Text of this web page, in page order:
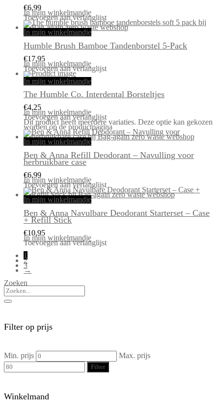
€6,99
In mijn winkelmandje
Toevoegen aan verlanglijst
In mijn winkelmandje
Humble Brush Bamboe Tandenborstel 5-Pack
€17,95
In mijn winkelmandje
Toevoegen aan verlanglijst
In mijn winkelmandje
The Humble Co. Interdental Borsteltjes
€4,25
In mijn winkelmandje
Toevoegen aan verlanglijst
Dit product heeft meerdere variaties. Deze optie kan gekozen
worden op de productpagina
In mijn winkelmandje
Ben & Anna Refill Deodorant – Navulling voor
herbruikbare case
€6,99
In mijn winkelmandje
Toevoegen aan verlanglijst
In mijn winkelmandje
Ben & Anna Navulbare Deodorant Starterset – Case
+ Refill Stick
€10,95
In mijn winkelmandje
Toevoegen aan verlanglijst
1
2
3
→
Zoeken
Filter op prijs
Min. prijs Max. prijs
Filter
Winkelmand